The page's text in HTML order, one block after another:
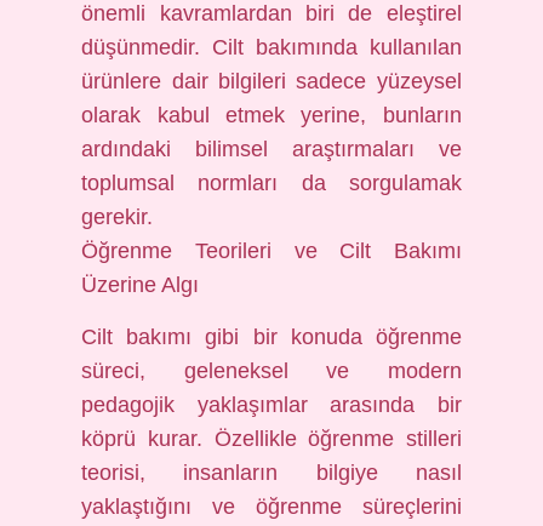
önemli kavramlardan biri de eleştirel
düşünmedir. Cilt bakımında kullanılan
ürünlere dair bilgileri sadece yüzeysel
olarak kabul etmek yerine, bunların
ardındaki bilimsel araştırmaları ve
toplumsal normları da sorgulamak
gerekir.
Öğrenme Teorileri ve Cilt Bakımı
Üzerine Algı
Cilt bakımı gibi bir konuda öğrenme
süreci, geleneksel ve modern
pedagojik yaklaşımlar arasında bir
köprü kurar. Özellikle öğrenme stilleri
teorisi, insanların bilgiye nasıl
yaklaştığını ve öğrenme süreçlerini